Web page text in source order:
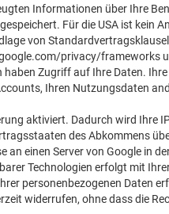
Informationen über Ihre
Für die USA ist kein
von
privacy/frameworks
Zugriff auf Ihre Daten.
Ihren Nutzungsdaten
aktiviert. Dadurch wird Ihre
des Abkommens
an einen Server von Google in
Technologien erfolgt mit
personenbezogenen Daten
widerrufen, ohne dass die